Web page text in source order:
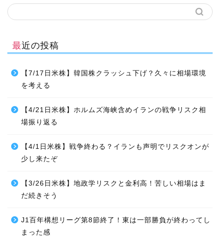
最近の投稿
【7/17日米株】韓国株クラッシュ下げ？久々に相場環境
を考える
【4/21日米株】ホルムズ海峡含めイランの戦争リスク相
場振り返る
【4/1日米株】戦争終わる？イランも声明でリスクオンが
少し来たぞ
【3/26日米株】地政学リスクと金利高！苦しい相場はま
だ続きそう
J1百年構想リーグ第8節終了！東は一部勝負が終わってし
まった感